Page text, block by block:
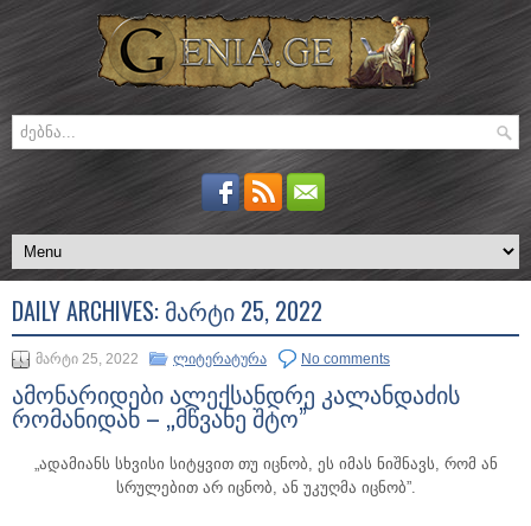
DAILY ARCHIVES: ᲛᲐᲠᲢᲘ 25, 2022
მარტი 25, 2022 ლიტერატურა No comments
ამონარიდები ალექსანდრე კალანდაძის
რომანიდან – „მწვანე შტო”
„ადამიანს სხვისი სიტყვით თუ იცნობ, ეს იმას ნიშნავს, რომ ან
სრულებით არ იცნობ, ან უკუღმა იცნობ”.